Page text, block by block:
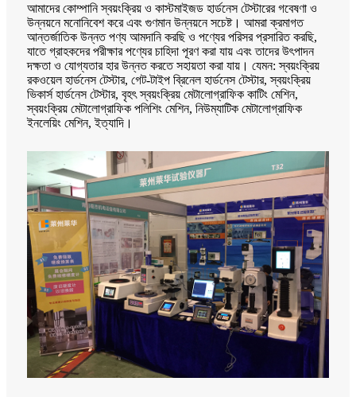
আমাদের কোম্পানি স্বয়ংক্রিয় ও কাস্টমাইজড হার্ডনেস টেস্টারের গবেষণা ও
উন্নয়নে মনোনিবেশ করে এবং গুণমান উন্নয়নে সচেষ্ট। আমরা ক্রমাগত
আন্তর্জাতিক উন্নত পণ্য আমদানি করছি ও পণ্যের পরিসর প্রসারিত করছি,
যাতে গ্রাহকদের পরীক্ষার পণ্যের চাহিদা পূরণ করা যায় এবং তাদের উৎপাদন
দক্ষতা ও যোগ্যতার হার উন্নত করতে সহায়তা করা যায়। যেমন: স্বয়ংক্রিয়
রকওয়েল হার্ডনেস টেস্টার, গেট-টাইপ ব্রিনেল হার্ডনেস টেস্টার, স্বয়ংক্রিয়
ভিকার্স হার্ডনেস টেস্টার, বৃহৎ স্বয়ংক্রিয় মেটালোগ্রাফিক কাটিং মেশিন,
স্বয়ংক্রিয় মেটালোগ্রাফিক পলিশিং মেশিন, নিউম্যাটিক মেটালোগ্রাফিক
ইনলেয়িং মেশিন, ইত্যাদি।